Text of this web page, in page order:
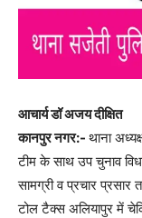
आचार्य डॉ अजय दीक्षित
कानपुर नगर:- थाना
टीम के साथ उप चुनाव
सामग्री व प्रचार
टोल टैक्स अलियापुर में